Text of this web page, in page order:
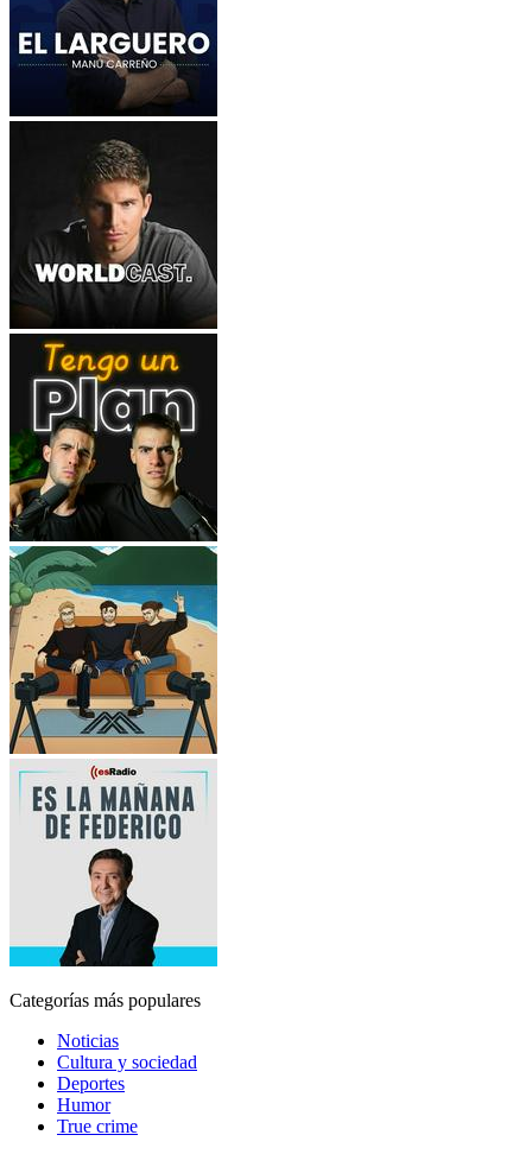
Categorías más populares
Noticias
Cultura y sociedad
Deportes
Humor
True crime